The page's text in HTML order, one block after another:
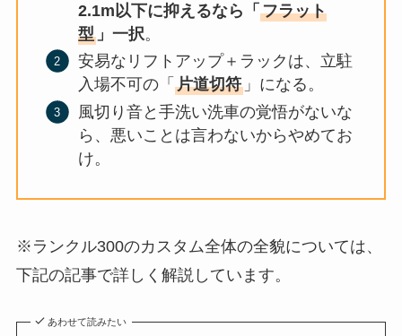
2.1m以下に抑えるなら「フラット
型 」一択。
安易なリフトアップ＋ラックは、立駐
入場不可の「片道切符 」になる。
風切り音と手洗い洗車の覚悟がないな
ら、悪いことは言わないからやめてお
け。
※ランクル300のカスタム全体の全貌については、
下記の記事で詳しく解説しています。
あわせて読みたい